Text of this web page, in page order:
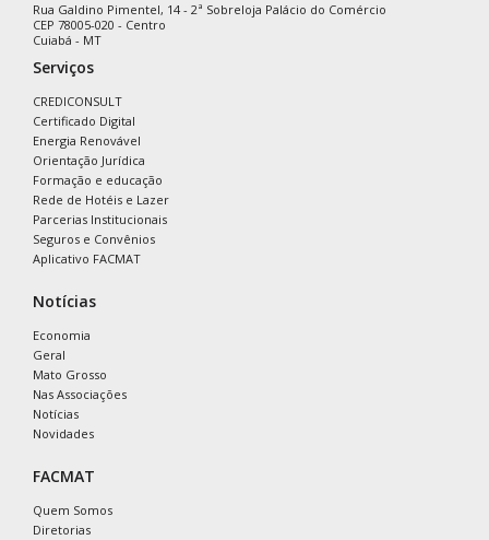
Rua Galdino Pimentel, 14 - 2ª Sobreloja Palácio do Comércio
CEP 78005-020 - Centro
Cuiabá - MT
Serviços
CREDICONSULT
Certificado Digital
Energia Renovável
Orientação Jurídica
Formação e educação
Rede de Hotéis e Lazer
Parcerias Institucionais
Seguros e Convênios
Aplicativo FACMAT
Notícias
Economia
Geral
Mato Grosso
Nas Associações
Notícias
Novidades
FACMAT
Quem Somos
Diretorias